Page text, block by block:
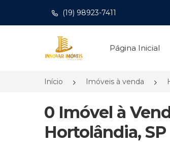
(19) 98923-7411
Página inicial
Página Inicial
Início Imóveis à venda
0 Imóvel à
Hortolândia, SP